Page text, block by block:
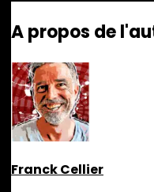
A propos de
Franck Cellier